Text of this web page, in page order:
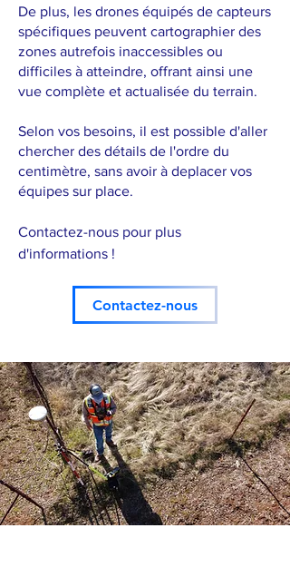
De plus, les drones équipés de capteurs
spécifiques peuvent cartographier des
zones autrefois inaccessibles ou
difficiles à atteindre, offrant ainsi une
vue complète et actualisée du terrain.
Selon vos besoins, il est possible d'aller
chercher des détails de l'ordre du
centimètre, sans avoir à deplacer vos
équipes sur place.
Contactez-nous pour plus
d'informations !
Contactez-nous